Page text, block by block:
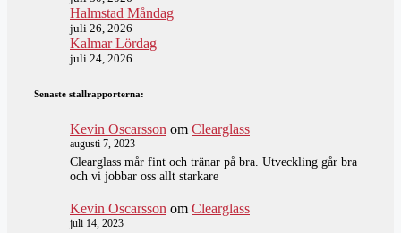
Halmstad Måndag
juli 26, 2026
Kalmar Lördag
juli 24, 2026
Senaste stallrapporterna:
Kevin Oscarsson om Clearglass
augusti 7, 2023
Clearglass mår fint och tränar på bra. Utveckling går bra
och vi jobbar oss allt starkare
Kevin Oscarsson om Clearglass
juli 14, 2023